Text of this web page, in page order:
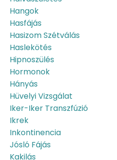
Hangok
Hasfájás
Hasizom Szétválás
Haslekötés
Hipnoszülés
Hormonok
Hányás
Hüvelyi Vizsgálat
Iker-Iker Transzfúzió
Ikrek
Inkontinencia
Jósló Fájás
Kakilás